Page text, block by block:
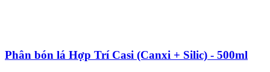
Phân bón lá Hợp Trí Casi (Canxi + Silic) - 500ml